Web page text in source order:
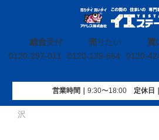
総合受付
0120-297-011
売りたい
0120-139-664
買
0120-
営業時間｜ 9:30〜18:00定休⽇｜
イエステーション»売買実績»土地»
沢